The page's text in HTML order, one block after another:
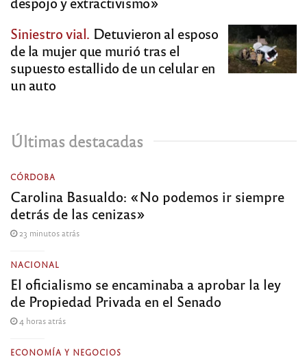
Siniestro vial. Detuvieron al esposo
de la mujer que murió tras el
supuesto estallido de un celular en
un auto
Últimas destacadas
CÓRDOBA
Carolina Basualdo: «No podemos ir siempre
detrás de las cenizas»
23 minutos atrás
NACIONAL
El oficialismo se encaminaba a aprobar la ley
de Propiedad Privada en el Senado
4 horas atrás
ECONOMÍA Y NEGOCIOS